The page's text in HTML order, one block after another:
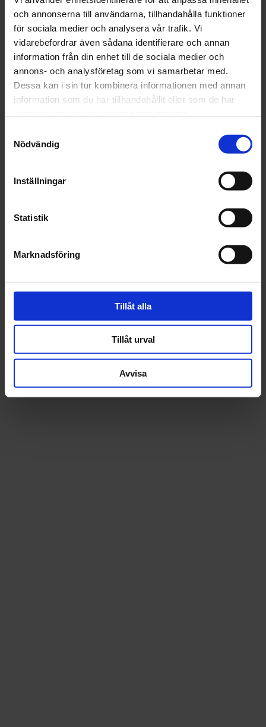
och annonserna till användarna, tillhandahålla funktioner
för sociala medier och analysera vår trafik. Vi
vidarebefordrar även sådana identifierare och annan
information från din enhet till de sociala medier och
annons- och analysföretag som vi samarbetar med.
Dessa kan i sin tur kombinera informationen med annan
information som du har tillhandahållit eller som de har
Nödvändig
Inställningar
Statistik
Marknadsföring
Tillåt alla
Tillåt urval
Avvisa
Artikelnr: FT16121
234 kr
Lägg i varukorgen
Fri frakt över 1500kr
Beskrivning
Fråga om produkt